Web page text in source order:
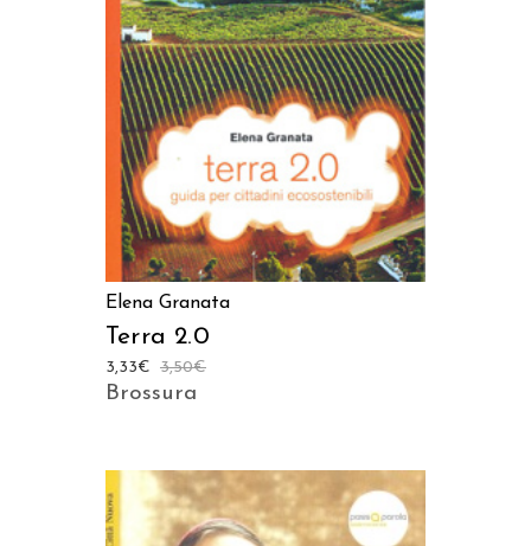
LEGGI TUTTO
Elena Granata
Terra 2.0
3,50€
3,33€
Brossura